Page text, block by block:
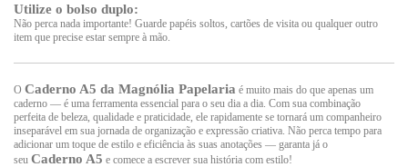
Utilize o bolso duplo:
Não perca nada importante! Guarde papéis soltos, cartões de visita ou qualquer outro
item que precise estar sempre à mão.
O Caderno A5 da Magnólia Papelaria é muito mais do que apenas um
caderno — é uma ferramenta essencial para o seu dia a dia. Com sua combinação
perfeita de beleza, qualidade e praticidade, ele rapidamente se tornará um companheiro
inseparável em sua jornada de organização e expressão criativa. Não perca tempo para
adicionar um toque de estilo e eficiência às suas anotações — garanta já o
seu Caderno A5 e comece a escrever sua história com estilo!